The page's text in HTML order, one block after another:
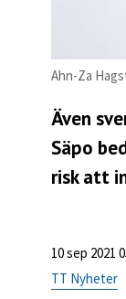
Ahn-Za
Även
Säpo
risk att
10 sep 2021
TT Nyheter